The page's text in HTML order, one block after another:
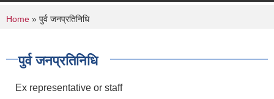
You are here
Home » पुर्व जनप्रतिनिधि
पुर्व जनप्रतिनिधि
Ex representative or staff